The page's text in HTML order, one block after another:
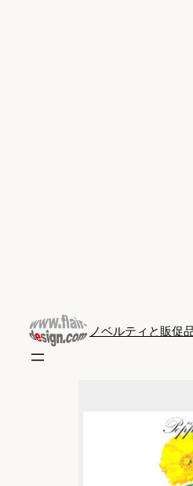
ノベルティと販促